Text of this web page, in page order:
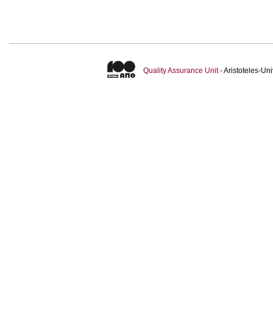
Quality Assurance Unit- Aristoteles-